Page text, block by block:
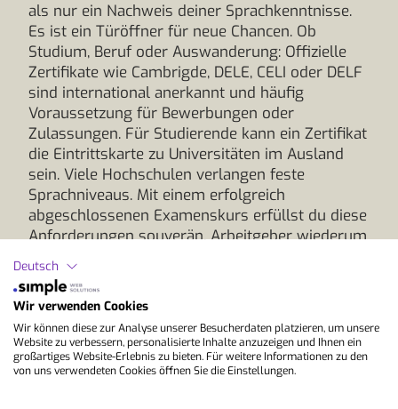
als nur ein Nachweis deiner Sprachkenntnisse.
Es ist ein Türöffner für neue Chancen. Ob
Studium, Beruf oder Auswanderung: Offizielle
Zertifikate wie Cambrigde, DELE, CELI oder DELF
sind international anerkannt und häufig
Voraussetzung für Bewerbungen oder
Zulassungen. Für Studierende kann ein Zertifikat
die Eintrittskarte zu Universitäten im Ausland
sein. Viele Hochschulen verlangen feste
Sprachniveaus. Mit einem erfolgreich
abgeschlossenen Examenskurs erfüllst du diese
Anforderungen souverän. Arbeitgeber wiederum
schätzen Zertifikate als objektiven Beleg deiner
Kompetenzen, sei es für Bewerbungen,
internationale Projekte oder den nächsten
Karriereschritt. Ein Zertifikat signalisiert
Professionalität und zeigt, dass du dir
ambitionierte Ziele setzt und erreichst. Darüber
hinaus eröffnet es Freiheiten, die ohne
Deutsch
Wir verwenden Cookies
Wir können diese zur Analyse unserer Besucherdaten platzieren, um unsere
Website zu verbessern, personalisierte Inhalte anzuzeigen und Ihnen ein
großartiges Website-Erlebnis zu bieten. Für weitere Informationen zu den
von uns verwendeten Cookies öffnen Sie die Einstellungen.